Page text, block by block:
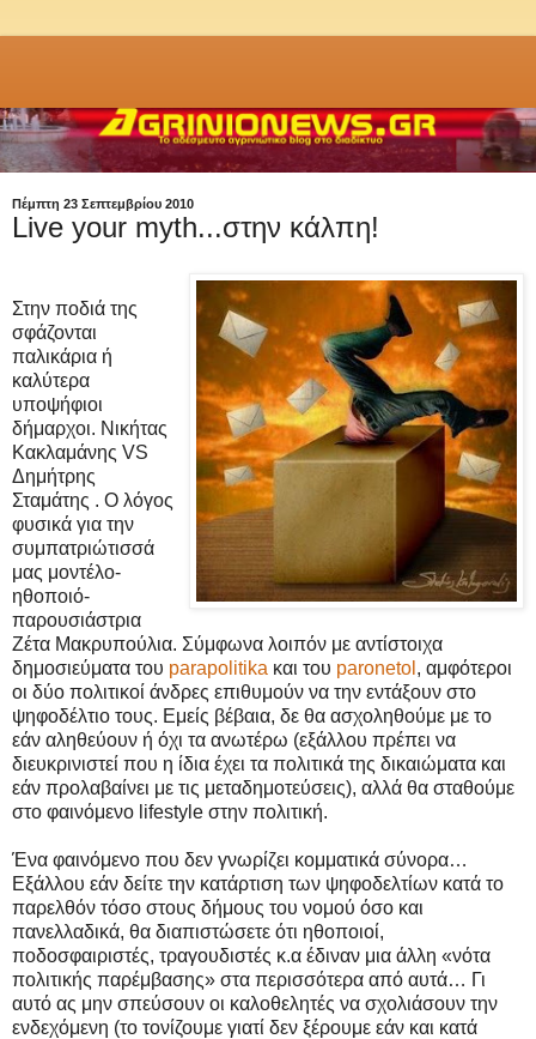
Πέμπτη 23 Σεπτεμβρίου 2010
Live your myth...στην κάλπη!
Στην ποδιά της
σφάζονται
παλικάρια ή
καλύτερα
υποψήφιοι
δήμαρχοι. Νικήτας
Κακλαμάνης VS
Δημήτρης
Σταμάτης . Ο λόγος
φυσικά για την
συμπατριώτισσά
μας μοντέλο-
ηθοποιό-
παρουσιάστρια
Ζέτα Μακρυπούλια. Σύμφωνα λοιπόν με αντίστοιχα
δημοσιεύματα του parapolitika και του paronetol , αμφότεροι
οι δύο πολιτικοί άνδρες επιθυμούν να την εντάξουν στο
ψηφοδέλτιο τους. Εμείς βέβαια, δε θα ασχοληθούμε με το
εάν αληθεύουν ή όχι τα ανωτέρω (εξάλλου πρέπει να
διευκρινιστεί που η ίδια έχει τα πολιτικά της δικαιώματα και
εάν προλαβαίνει με τις μεταδημοτεύσεις), αλλά θα σταθούμε
στο φαινόμενο lifestyle στην πολιτική.
Ένα φαινόμενο που δεν γνωρίζει κομματικά σύνορα…
Εξάλλου εάν δείτε την κατάρτιση των ψηφοδελτίων κατά το
παρελθόν τόσο στους δήμους του νομού όσο και
πανελλαδικά, θα διαπιστώσετε ότι ηθοποιοί,
ποδοσφαιριστές, τραγουδιστές κ.α έδιναν μια άλλη «νότα
πολιτικής παρέμβασης» στα περισσότερα από αυτά… Γι
αυτό ας μην σπεύσουν οι καλοθελητές να σχολιάσουν την
ενδεχόμενη (το τονίζουμε γιατί δεν ξέρουμε εάν και κατά